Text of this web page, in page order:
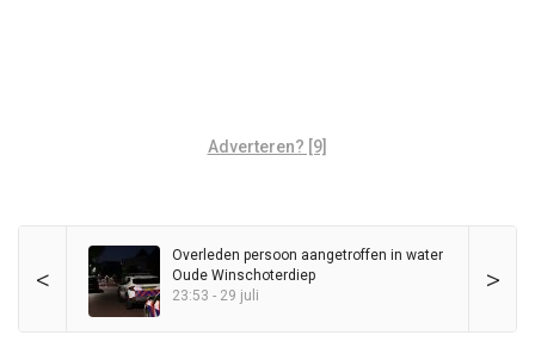
Adverteren? [9]
< >
Overleden persoon aangetroffen in water
Oude Winschoterdiep
23:53 - 29 juli